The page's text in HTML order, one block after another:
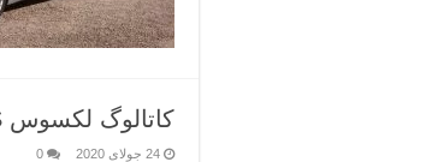
کاتالوگ لکسوس ES مدل 2011
24 جولای 2020 0